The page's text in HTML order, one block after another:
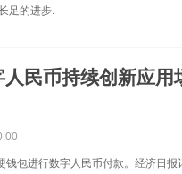
足的进步.
人民币持续创新应
钱包进行数字人民币付款。经济日